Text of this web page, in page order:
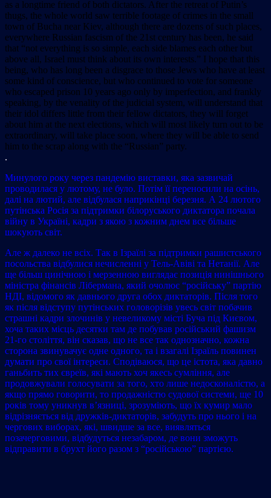
as a longtime friend of both dictators. After the retreat of Putin’s
thugs, the whole world saw terrible footage of crimes in the small
town of Bucha near Kiev, although there are dozens of such places,
everywhere Russian fascism of the 21st century has been, he said
that “not everything is so simple, each side blames each other but
above all, Israel must think about its own interests.” I hope that this
being, who has long been a disgrace to those Jews who have at least
some kind of conscience, but who continued to vote for someone
who escaped prison 10 years ago only by imperfection, and frankly
speaking, by the venality of the judicial system, will understand that
their idol differs little from their fellow dictators, they will forget
about him at the next elections, which will most likely turn out to be
extraordinary, will take place soon, where they will be able to send
him to the scrap along with the “Russian” party.
.
Минулого року через пандемію виставки, яка зазвичай
проводилася у лютому, не було. Потім її переносили на осінь,
далі на лютий, але відбулася наприкінці березня. А 24 лютого
путінська Росія за підтримки білоруського диктатора почала
війну в Україні, кадри з якою з кожним днем все більше
шокують світ.
Але ж далеко не всіх. Так в Ізраїлі за підтримки рашистського
посольства відбулися нечисленні у Тель-Авіві та Нетанії. Але
ще більш цинічною і мерзенною виглядає позиція нинішнього
міністра фінансів Лібермана, який очолює “російську” партію
НДІ, відомого як давнього друга обох диктаторів. Після того
як після відступу путінських головорізів увесь світ побачив
страшні кадри злочинів у невеликому місті Буча під Києвом,
хоча таких місць десятки там де побував російський фашизм
21-го століття, він сказав, що не все так однозначно, кожна
сторона звинувачує одне одного, та i взагалі Ізраїль повинен
думати про свої інтереси. Сподіваюся, що це істота, яка давно
ганьбить тих євреїв, які мають хоч якесь сумління, але
продовжували голосувати за того, хто лише недосконалістю, а
якщо прямо говорити, то продажністю судової системи, ще 10
років тому уникнув в’язниці, зрозуміють, що їх кумир мало
відрізняється від дружків-диктаторів, забудуть про нього і на
чергових виборах, які, швидше за все, виявляться
позачерговими, відбудуться незабаром, де вони зможуть
відправити в брухт його разом з “російською” партією.